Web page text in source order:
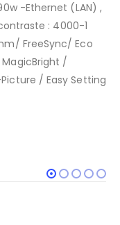
-Ethernet (LAN) ,
: 4000-1
FreeSync/ Eco
/
/ Easy Setting